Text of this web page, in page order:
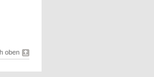
oben